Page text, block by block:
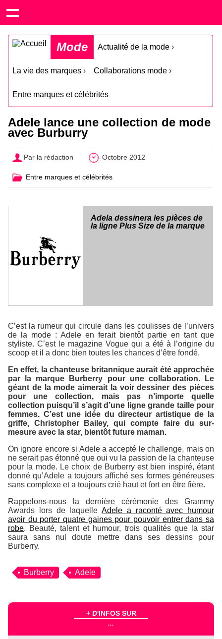
Mode Actualité de la mode ›
La vie des marques › Collaborations mode ›
Entre marques et célébrités
Adele lance une collection de mode
avec Burburry
Par la rédaction Octobre 2012
Entre marques et célébrités
Adela dessinera les pièces de
la ligne Plus Size de la marque
C’est la rumeur qui circule dans les coulisses de l’univers
de la mode : Adele en ferait bientôt partie en tant que
styliste. C’est le magazine Vogue qui a été à l’origine du
scoop et il a donc bien toutes les chances d’être fondé.
En effet, la chanteuse britannique aurait été approchée
par la marque Burberry pour une collaboration. Le
géant de la mode aimerait la voir dessiner des pièces
pour une collection, mais pas n’importe quelle
collection puisqu’il s’agit d’une ligne grande taille pour
femmes. C’est une idée du directeur artistique de la
griffe, Christopher Bailey, qui compte faire du sur-
mesure avec la star, bientôt future maman.
On ignore encore si Adele a accepté le challenge, mais on
ne serait pas étonné que oui vu la passion de la chanteuse
pour la mode. Le choix de Burberry est bien inspiré, étant
donné qu’Adele a toujours affiché ses formes généreuses
sans complexe et a toujours crié haut et fort en être fière.
Rappelons-nous la dernière cérémonie des Grammy
Awards lors de laquelle Adele a raconté avec humour
avoir du porter quatre gaines pour pouvoir entrer dans sa
robe. Beauté, talent et humour, trois qualités que la star
saura sans nul doute mettre dans ses dessins pour
Burberry.
Burberry Adele
+ D'INFOS SUR
...